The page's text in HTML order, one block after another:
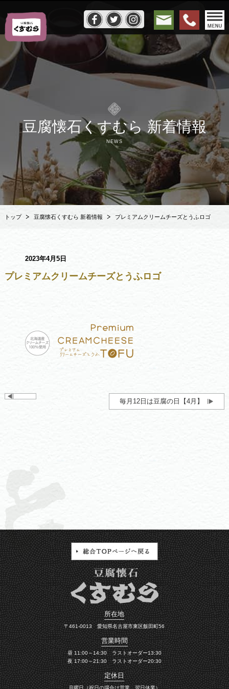
豆腐懐石くすむら 新着情報
NEWS
トップ 豆腐懐石くすむら 新着情報 プレミアムクリームチーズとうふロゴ
2023年4月5日
プレミアムクリームチーズとうふロゴ
毎月12日は豆腐の日【4月】
所在地
〒461-0013 愛知県名古屋市東区飯田町56
営業時間
昼 11:00～14:30 ラストオーダー13:30
夜 17:00～21:30 ラストオーダー20:30
定休日
月曜日（祝日の場合は営業、翌日休業）